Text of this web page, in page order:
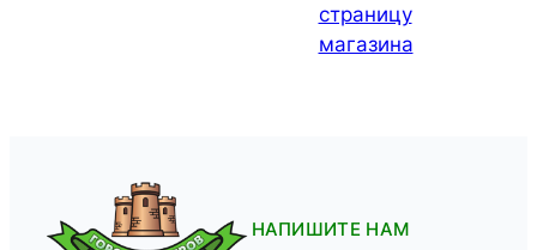
страницу
магазина
НАПИШИТЕ НАМ